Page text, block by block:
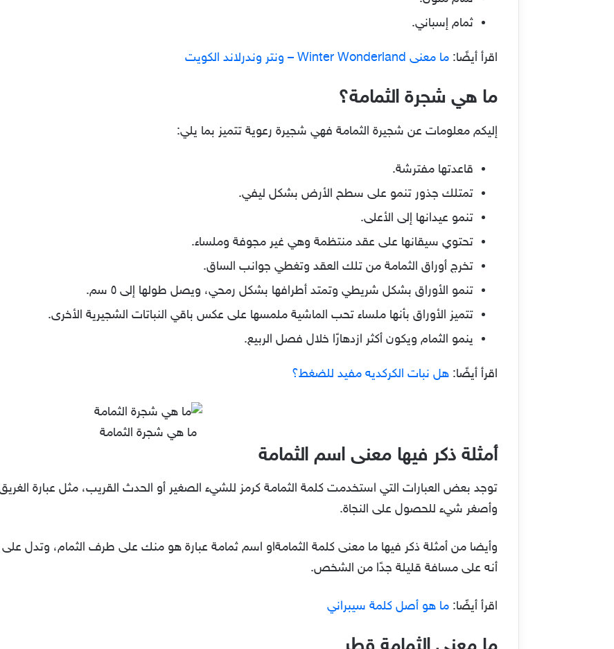
ثمام إسباني.
اقرأ أيضًا: ما معنى Winter Wonderland – ونتر وندرلاند الكويت
ما هي شجرة الثمامة؟
إليكم معلومات عن شجيرة الثمامة فهي شجيرة رعوية تتميز بما يلي:
قاعدتها مفترشة.
تمتلك جذور تنمو على سطح الأرض بشكل ليفي.
تنمو عيدانها إلى الأعلى.
تحتوي سيقانها على عقد منتظمة وهي غير مجوفة وملساء.
تخرج أوراق الثمامة من تلك العقد وتغطي جوانب الساق.
تنمو الأوراق بشكل شريطي وتمتد أطرافها بشكل رمحي، ويصل طولها إلى ٥ سم.
تتميز الأوراق بأنها ملساء تحب الماشية ملمسها على عكس باقي النباتات الشجيرية الأخرى.
ينمو الثمام ويكون أكثر ازدهارًا خلال فصل الربيع.
اقرأ أيضًا: هل نبات الكركديه مفيد للضغط؟
ما هي شجرة الثمامة
أمثلة ذكر فيها معنى اسم الثمامة
توجد بعض العبارات التي استخدمت كلمة الثمامة كرمز للشيء الصغير أو الحدث القريب، مثل عبارة
وأصغر شيء للحصول على النجاة.
وأيضا من أمثلة ذكر فيها ما معنى كلمة الثمامةاو اسم ثمامة عبارة هو منك على طرف الثمام، وتدل
أنه على مسافة قليلة جدًا من الشخص.
اقرأ أيضًا: ما هو أصل كلمة سيبراني